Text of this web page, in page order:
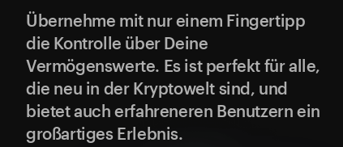
Übernehme mit nur einem Fingertipp
die Kontrolle über Deine
Vermögenswerte. Es ist perfekt für alle,
die neu in der Kryptowelt sind, und
bietet auch erfahreneren Benutzern ein
großartiges Erlebnis.